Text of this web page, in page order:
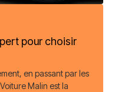
pour choisir
en passant par les
Malin est la